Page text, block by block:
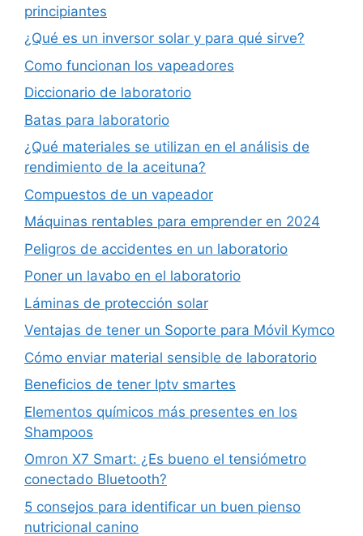
principiantes
¿Qué es un inversor solar y para qué sirve?
Como funcionan los vapeadores
Diccionario de laboratorio
Batas para laboratorio
¿Qué materiales se utilizan en el análisis de
rendimiento de la aceituna?
Compuestos de un vapeador
Máquinas rentables para emprender en 2024
Peligros de accidentes en un laboratorio
Poner un lavabo en el laboratorio
Láminas de protección solar
Ventajas de tener un Soporte para Móvil Kymco
Cómo enviar material sensible de laboratorio
Beneficios de tener Iptv smartes
Elementos químicos más presentes en los
Shampoos
Omron X7 Smart: ¿Es bueno el tensiómetro
conectado Bluetooth?
5 consejos para identificar un buen pienso
nutricional canino